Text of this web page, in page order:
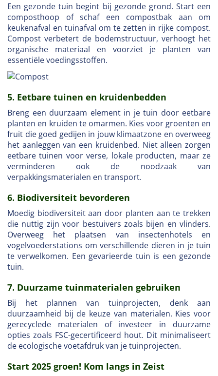
Een gezonde tuin begint bij gezonde grond. Start een
composthoop of schaf een compostbak aan om
keukenafval en tuinafval om te zetten in rijke compost.
Compost verbetert de bodemstructuur, verhoogt het
organische materiaal en voorziet je planten van
essentiële voedingsstoffen.
5. Eetbare tuinen en kruidenbedden
Breng een duurzaam element in je tuin door eetbare
planten en kruiden te omarmen. Kies voor groenten en
fruit die goed gedijen in jouw klimaatzone en overweeg
het aanleggen van een kruidenbed. Niet alleen zorgen
eetbare tuinen voor verse, lokale producten, maar ze
verminderen ook de noodzaak van
verpakkingsmaterialen en transport.
6. Biodiversiteit bevorderen
Moedig biodiversiteit aan door planten aan te trekken
die nuttig zijn voor bestuivers zoals bijen en vlinders.
Overweeg het plaatsen van insectenhotels en
vogelvoederstations om verschillende dieren in je tuin
te verwelkomen. Een gevarieerde tuin is een gezonde
tuin.
7. Duurzame tuinmaterialen gebruiken
Bij het plannen van tuinprojecten, denk aan
duurzaamheid bij de keuze van materialen. Kies voor
gerecyclede materialen of investeer in duurzame
opties zoals FSC-gecertificeerd hout. Dit minimaliseert
de ecologische voetafdruk van je tuinprojecten.
Start 2025 groen! Kom langs in Zeist